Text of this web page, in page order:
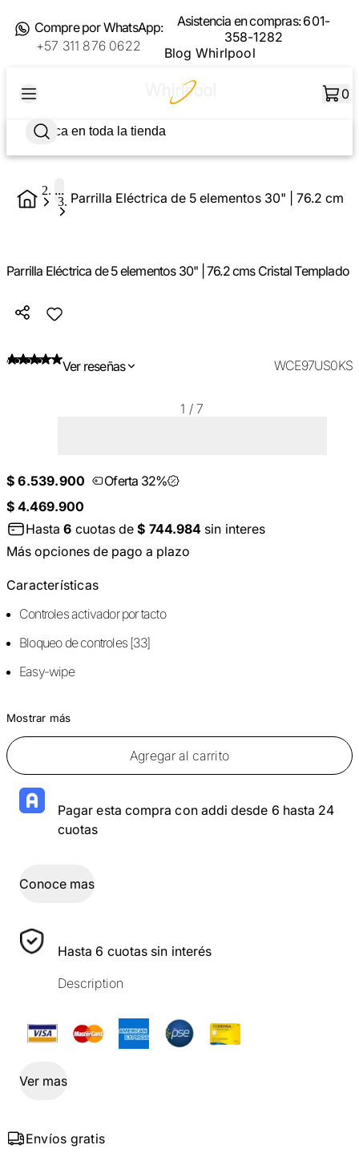
Compre por WhatsApp:
+57 311 876 0622
Asistencia en compras:601-
358-1282
Blog Whirlpool
0
... Parrilla Eléctrica de 5 elementos 30" | 76.2 cms
Parrilla Eléctrica de 5 elementos 30" | 76.2 cms Cristal Templado
Ver reseñas WCE97US0KS
1 / 7
$ 6.539.900
Oferta 32%
$ 4.469.900
Hasta6 cuotas de$ 744.984 sin interes
Más opciones de pago a plazo
Características
Controles activador por tacto
Bloqueo de controles [33]
Easy-wipe
Mostrar más
Agregar al carrito
Pagar esta compra con addi desde 6 hasta 24
cuotas
Conoce mas
Hasta 6 cuotas sin interés
Description
Ver mas
Envíos gratis